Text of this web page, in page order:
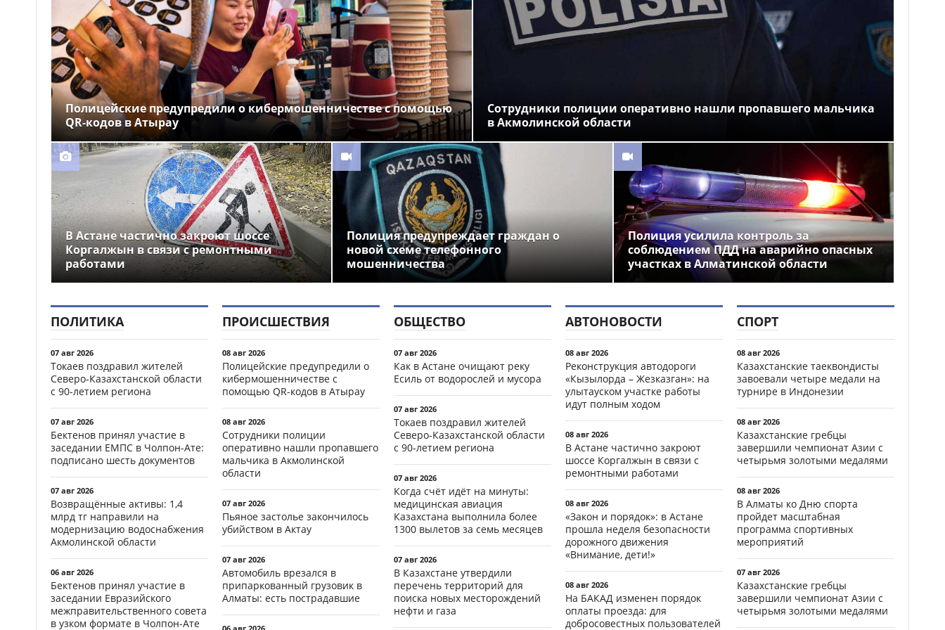
В Мангистауской области
рассмотрели ход цифровой
трансформации и развития
искусственного интеллекта
09:58
Акмолинская пшеница
укрепляет позиции на
мировом рынке благодаря
премиальному качеству
В Костанайской области
состоялось открытие
обновленного вокзала
Аркалыка
Полицейские предупредили о кибермошенничестве с помощью
QR-кодов в Атырау
Сотрудники полиции оперативно нашли пропавшего мальчика
в Акмолинской области
В Астане частично закроют шоссе
Коргалжын в связи с ремонтными
работами
Полиция предупреждает граждан о
новой схеме телефонного
мошенничества
Полиция усилила контроль за
соблюдением ПДД на аварийно опасных
участках в Алматинской области
ПОЛИТИКА
07 авг 2026
Токаев поздравил жителей
Северо-Казахстанской области
с 90-летием региона
07 авг 2026
Бектенов принял участие в
заседании ЕМПС в Чолпон-Ате:
подписано шесть документов
07 авг 2026
Возвращённые активы: 1,4
млрд тг направили на
модернизацию водоснабжения
Акмолинской области
06 авг 2026
Бектенов принял участие в
заседании Евразийского
межправительственного совета
в узком формате в Чолпон-Ате
ПРОИСШЕСТВИЯ
08 авг 2026
Полицейские предупредили о
кибермошенничестве с
помощью QR-кодов в Атырау
08 авг 2026
Сотрудники полиции
оперативно нашли пропавшего
мальчика в Акмолинской
области
07 авг 2026
Пьяное застолье закончилось
убийством в Актау
07 авг 2026
Автомобиль врезался в
припаркованный грузовик в
Алматы: есть пострадавшие
ОБЩЕСТВО
07 авг 2026
Как в Астане очищают реку
Есиль от водорослей и мусора
07 авг 2026
Токаев поздравил жителей
Северо-Казахстанской области
с 90-летием региона
07 авг 2026
Когда счёт идёт на минуты:
медицинская авиация
Казахстана выполнила более
1300 вылетов за семь месяцев
07 авг 2026
В Казахстане утвердили
перечень территорий для
поиска новых месторождений
нефти и газа
АВТОНОВОСТИ
08 авг 2026
Реконструкция автодороги
«Кызылорда – Жезказган»: на
улытауском участке работы
идут полным ходом
08 авг 2026
В Астане частично закроют
шоссе Коргалжын в связи с
ремонтными работами
08 авг 2026
«Закон и порядок»: в Астане
прошла неделя безопасности
дорожного движения
«Внимание, дети!»
08 авг 2026
На БАКАД изменен порядок
оплаты проезда: для
добросовестных пользователей
СПОРТ
08 авг 2026
Казахстанские таеквондисты
завоевали четыре медали на
турнире в Индонезии
08 авг 2026
Казахстанские гребцы
завершили чемпионат Азии с
четырьмя золотыми медалями
08 авг 2026
В Алматы ко Дню спорта
пройдет масштабная
программа спортивных
мероприятий
07 авг 2026
Казахстанские гребцы
завершили чемпионат Азии с
четырьмя золотыми медалями